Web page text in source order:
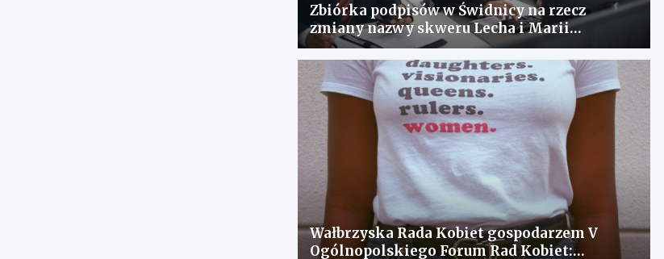
Zbiórka podpisów w Świdnicy na rzecz
zmiany nazwy skweru Lecha i Marii
Kaczyńskich
Wałbrzyska Rada Kobiet gospodarzem V
Ogólnopolskiego Forum Rad Kobiet: